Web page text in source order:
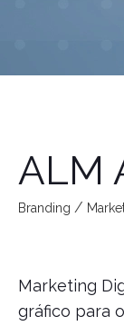
ALM
Branding
Marketing
gráfico para